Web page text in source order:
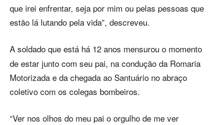
que irei enfrentar, seja por mim ou pelas pessoas que
estão lá lutando pela vida”, descreveu.
A soldado que está há 12 anos mensurou o momento
de estar junto com seu pai, na condução da Romaria
Motorizada e da chegada ao Santuário no abraço
coletivo com os colegas bombeiros.
“Ver nos olhos do meu pai o orgulho de me ver